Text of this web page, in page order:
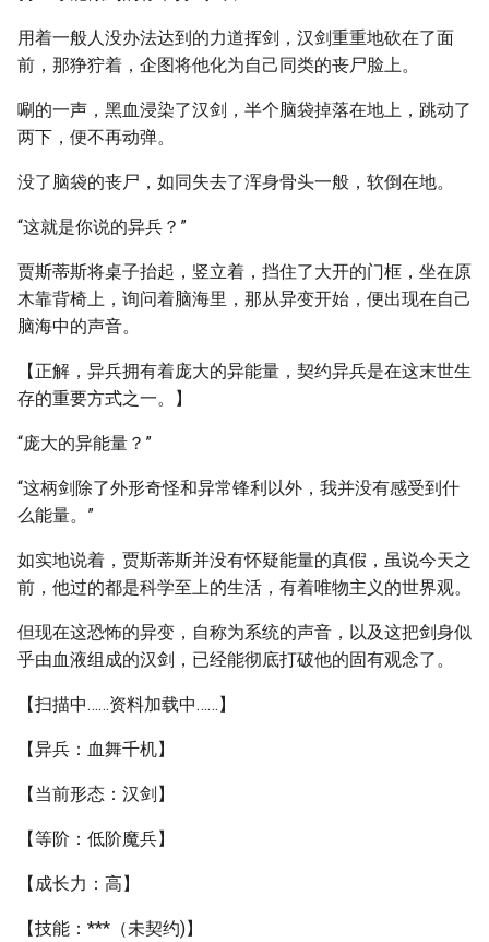
用着一般人没办法达到的力道挥剑，汉剑重重地砍在了面
前，那狰狞着，企图将他化为自己同类的丧尸脸上。
唰的一声，黑血浸染了汉剑，半个脑袋掉落在地上，跳动了
两下，便不再动弹。
没了脑袋的丧尸，如同失去了浑身骨头一般，软倒在地。
“这就是你说的异兵？”
贾斯蒂斯将桌子抬起，竖立着，挡住了大开的门框，坐在原
木靠背椅上，询问着脑海里，那从异变开始，便出现在自己
脑海中的声音。
【正解，异兵拥有着庞大的异能量，契约异兵是在这末世生
存的重要方式之一。】
“庞大的异能量？”
“这柄剑除了外形奇怪和异常锋利以外，我并没有感受到什
么能量。”
如实地说着，贾斯蒂斯并没有怀疑能量的真假，虽说今天之
前，他过的都是科学至上的生活，有着唯物主义的世界观。
但现在这恐怖的异变，自称为系统的声音，以及这把剑身似
乎由血液组成的汉剑，已经能彻底打破他的固有观念了。
【扫描中……资料加载中……】
【异兵：血舞千机】
【当前形态：汉剑】
【等阶：低阶魔兵】
【成长力：高】
【技能：***（未契约)】